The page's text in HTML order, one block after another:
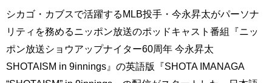
シカゴ・カブスで活躍するMLB投手・今永昇太がパーソナ
リティを務めるニッポン放送のポッドキャスト番組『ニッ
ポン放送ショウアップナイター60周年 今永昇太
SHOTAISM in 9innings』の英語版『SHOTA IMANAGA